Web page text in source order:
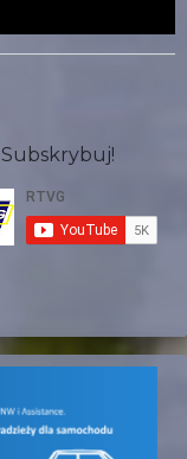
Subskrybuj!